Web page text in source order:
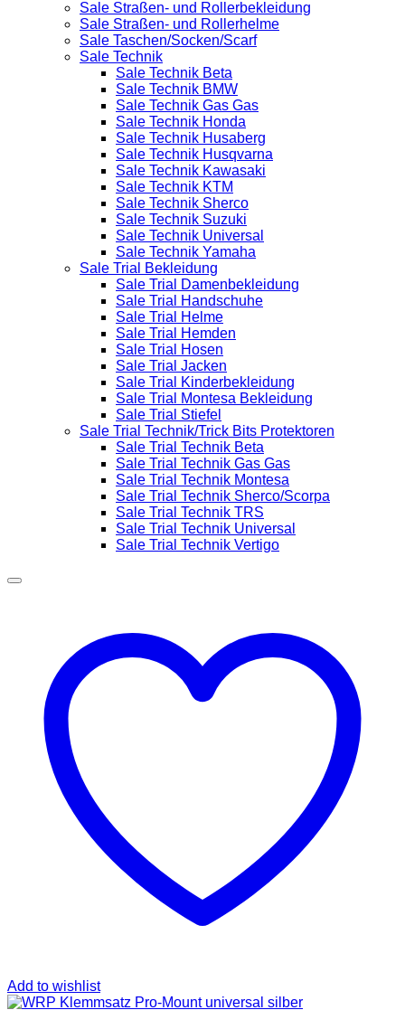
Sale Straßen- und Rollerbekleidung
Sale Straßen- und Rollerhelme
Sale Taschen/Socken/Scarf
Sale Technik
Sale Technik Beta
Sale Technik BMW
Sale Technik Gas Gas
Sale Technik Honda
Sale Technik Husaberg
Sale Technik Husqvarna
Sale Technik Kawasaki
Sale Technik KTM
Sale Technik Sherco
Sale Technik Suzuki
Sale Technik Universal
Sale Technik Yamaha
Sale Trial Bekleidung
Sale Trial Damenbekleidung
Sale Trial Handschuhe
Sale Trial Helme
Sale Trial Hemden
Sale Trial Hosen
Sale Trial Jacken
Sale Trial Kinderbekleidung
Sale Trial Montesa Bekleidung
Sale Trial Stiefel
Sale Trial Technik/Trick Bits Protektoren
Sale Trial Technik Beta
Sale Trial Technik Gas Gas
Sale Trial Technik Montesa
Sale Trial Technik Sherco/Scorpa
Sale Trial Technik TRS
Sale Trial Technik Universal
Sale Trial Technik Vertigo
Add to wishlist